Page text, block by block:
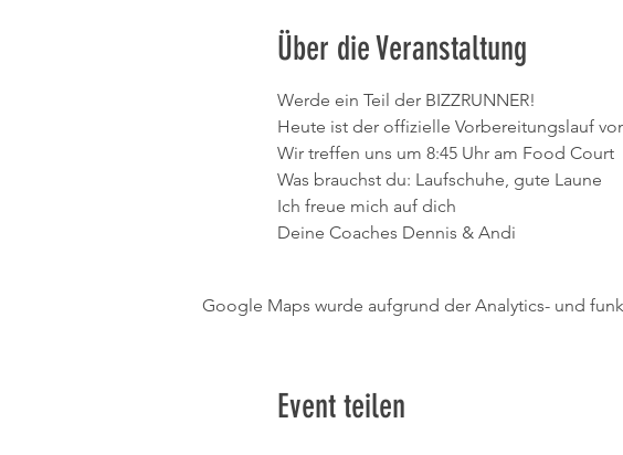
Über die Veranstaltung
Werde ein Teil der BIZZRUNNER!
Heute ist der offizielle Vorbereitungslauf
Wir treffen uns um 8:45 Uhr am Food Court
Was brauchst du: Laufschuhe, gute Laune
Ich freue mich auf dich
Deine Coaches Dennis & Andi
Google Maps wurde aufgrund der Analytics- und
Event teilen